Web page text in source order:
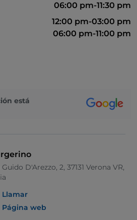
06:00 pm-11:30 pm
12:00 pm-03:00 pm
06:00 pm-11:00 pm
está
D'Arezzo, 2, 37131 Verona VR,
Llamar
Página web